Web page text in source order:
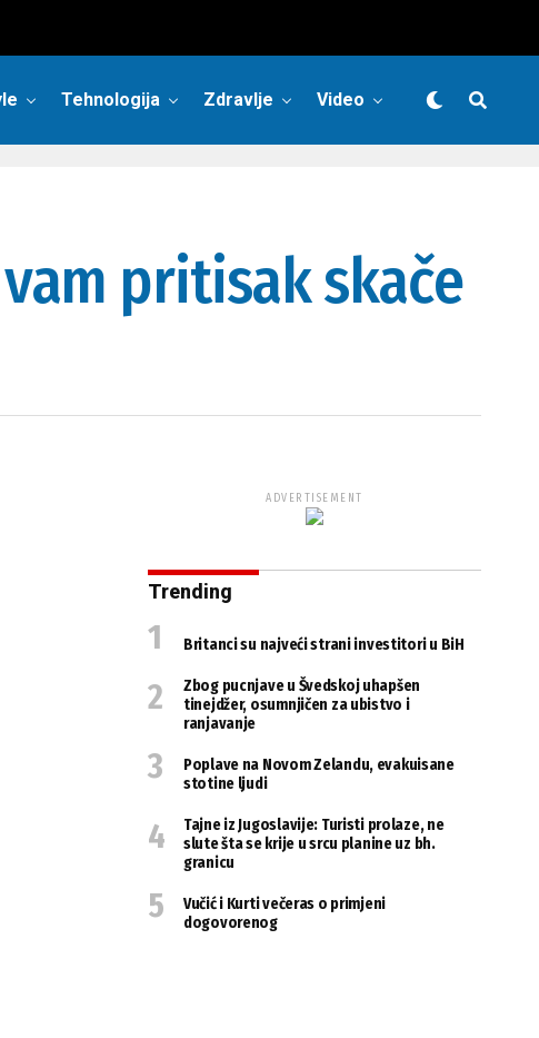
Tehnologija Zdravlje Video
pritisak skače
ADVERTISEMENT
Trending
Britanci su najveći strani investitori u BiH
Zbog pucnjave u Švedskoj uhapšen
tinejdžer, osumnjičen za ubistvo i
ranjavanje
Poplave na Novom Zelandu, evakuisane
stotine ljudi
Tajne iz Jugoslavije: Turisti prolaze, ne
slute šta se krije u srcu planine uz bh.
granicu
Vučić i Kurti večeras o primjeni
dogovorenog